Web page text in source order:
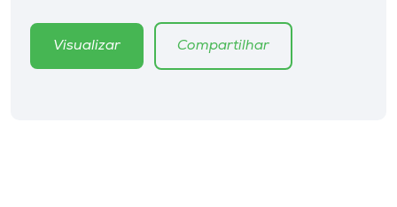
Editora
Visualizar Compartilhar